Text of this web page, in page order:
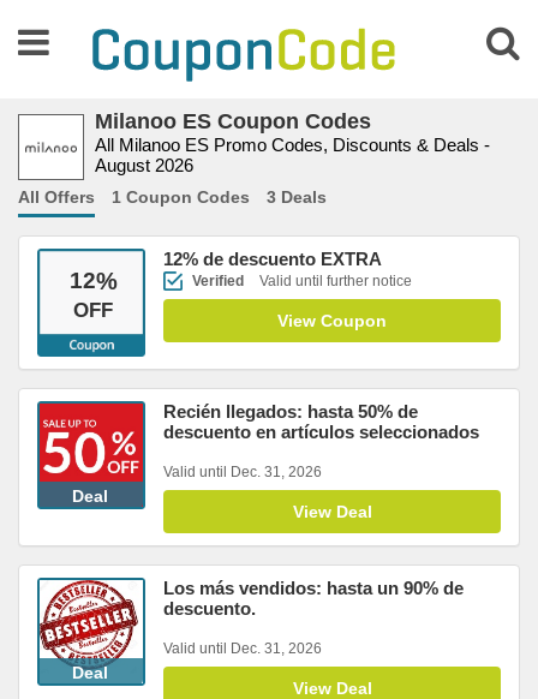
Milanoo ES Coupon Codes
All Milanoo ES Promo Codes, Discounts & Deals -
August 2026
All Offers 1 Coupon Codes 3 Deals
12%
OFF
12% de descuento EXTRA
Verified Valid until further notice
View Coupon
Deal
Recién llegados: hasta 50% de
descuento en artículos seleccionados
Valid until Dec. 31, 2026
View Deal
Deal
Los más vendidos: hasta un 90% de
descuento.
Valid until Dec. 31, 2026
View Deal